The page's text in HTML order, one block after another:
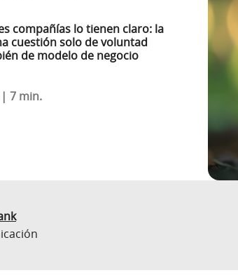
compañías lo tienen claro: la
cuestión solo de voluntad
de modelo de negocio
7 min.